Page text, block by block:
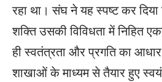
रहा था। संघ ने यह स्पष्ट कर
शक्ति उसकी विविधता में निहित
ही स्वतंत्रता और प्रगति का
शाखाओं के माध्यम से तैयार हुए